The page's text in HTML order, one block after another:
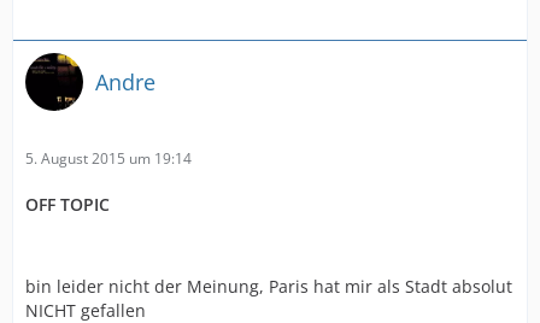
Andre
5. August 2015 um 19:14
OFF TOPIC
bin leider nicht der Meinung, Paris hat mir als Stadt absolut
NICHT gefallen